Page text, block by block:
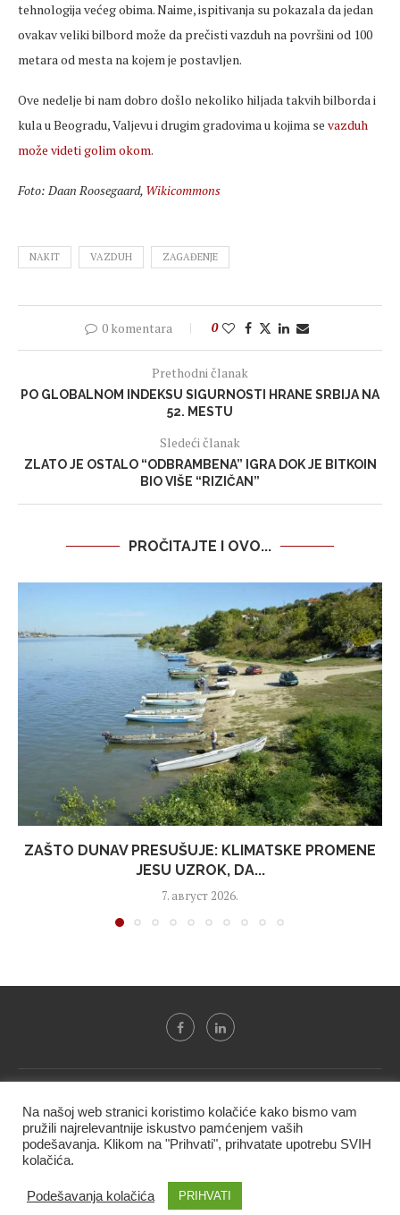
tehnologija većeg obima. Naime, ispitivanja su pokazala da jedan
ovakav veliki bilbord može da prečisti vazduh na površini od 100
metara od mesta na kojem je postavljen.
Ove nedelje bi nam dobro došlo nekoliko hiljada takvih bilborda i
kula u Beogradu, Valjevu i drugim gradovima u kojima se vazduh
može videti golim okom.
Foto: Daan Roosegaard, Wikicommons
NAKIT VAZDUH ZAGAĐENJE
0 komentara 0
Prethodni članak
PO GLOBALNOM INDEKSU SIGURNOSTI HRANE SRBIJA NA
52. MESTU
Sledeći članak
ZLATO JE OSTALO “ODBRAMBENA” IGRA DOK JE BITKOIN
BIO VIŠE “RIZIČAN”
PROČITAJTE I OVO...
ZAŠTO DUNAV PRESUŠUJE: KLIMATSKE PROMENE
JESU UZROK, DA...
7. август 2026.
BIF PRESS doo" i ne smeju se presnositi niti koristiti, delimično
ni u celosti, bez izričite dozvole kompanije.
Na našoj web stranici koristimo kolačiće kako bismo vam
pružili najrelevantnije iskustvo pamćenjem vaših
podešavanja. Klikom na "Prihvati", prihvatate upotrebu SVIH
kolačića.
Podešavanja kolačića PRIHVATI